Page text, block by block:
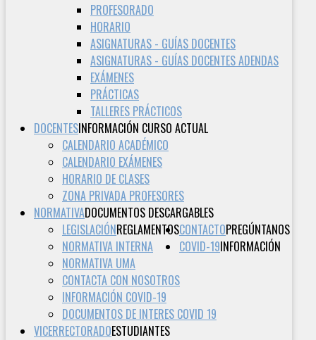
PROFESORADO
HORARIO
ASIGNATURAS - GUÍAS DOCENTES
ASIGNATURAS - GUÍAS DOCENTES ADENDAS
EXÁMENES
PRÁCTICAS
TALLERES PRÁCTICOS
DOCENTESINFORMACIÓN CURSO ACTUAL
CALENDARIO ACADÉMICO
CALENDARIO EXÁMENES
HORARIO DE CLASES
ZONA PRIVADA PROFESORES
NORMATIVADOCUMENTOS DESCARGABLES
LEGISLACIÓNREGLAMENTOS
NORMATIVA INTERNA
NORMATIVA UMA
CONTACTOPREGÚNTANOS
CONTACTA CON NOSOTROS
COVID-19INFORMACIÓN
INFORMACIÓN COVID-19
DOCUMENTOS DE INTERES COVID 19
VICERRECTORADOESTUDIANTES